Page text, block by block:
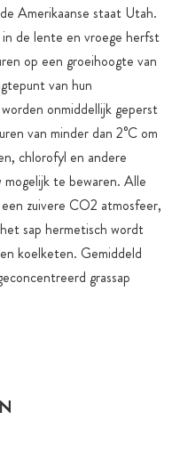
Amerikaanse staat Utah.
de lente en vroege herfst
op een groeihoogte van
van hun
onmiddellijk geperst
van minder dan 2°C om
chlorofyl en andere
te bewaren. Alle
zuivere CO2 atmosfeer,
sap hermetisch wordt
koelketen. Gemiddeld
grassap